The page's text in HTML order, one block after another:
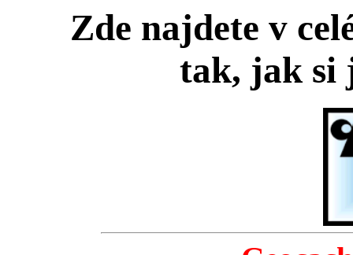
Zde najdete v
tak, jak si